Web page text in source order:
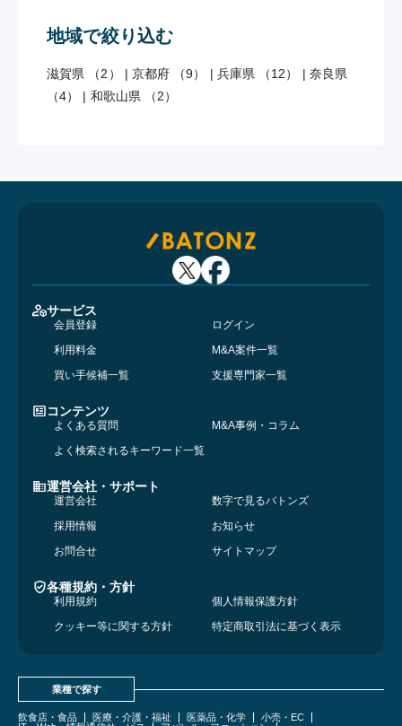
地域で絞り込む
滋賀県 （2） | 京都府 （9） | 兵庫県 （12） | 奈良県
（4）
| 和歌山県 （2）
サービス
会員登録
ログイン
利用料金
M&A案件一覧
買い手候補一覧
支援専門家一覧
コンテンツ
よくある質問
M&A事例・コラム
よく検索されるキーワード一覧
運営会社・サポート
運営会社
数字で見るバトンズ
採用情報
お知らせ
お問合せ
サイトマップ
各種規約・方針
利用規約
個人情報保護方針
クッキー等に関する方針
特定商取引法に基づく表示
業種で探す
飲食店・食品 医療・介護・福祉 医薬品・化学
小売・EC